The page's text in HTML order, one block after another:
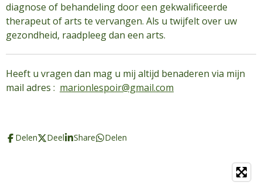
diagnose of behandeling door een gekwalificeerde
therapeut of arts te vervangen. Als u twijfelt over uw
gezondheid, raadpleeg dan een arts.
Heeft u vragen dan mag u mij altijd benaderen via mijn
mail adres : marionlespoir@gmail.com
Delen Deel Share Delen